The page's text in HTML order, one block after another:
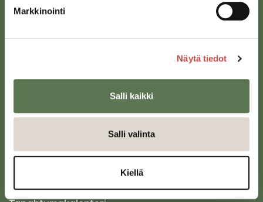
Markkinointi
Näytä tiedot
Salli kaikki
Salli valinta
Kiellä
Sivulantie 11, PL 13
Oikopolut